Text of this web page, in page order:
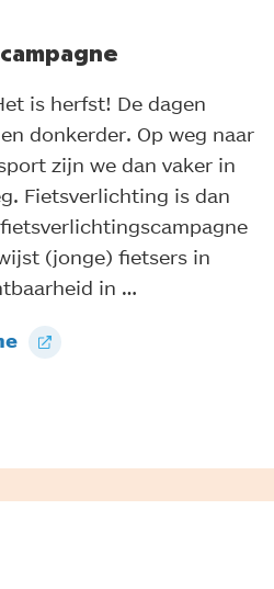
is herfst! De dagen
donkerder. Op weg naar
zijn we dan vaker in
Fietsverlichting is dan
(jonge) fietsers in
in …